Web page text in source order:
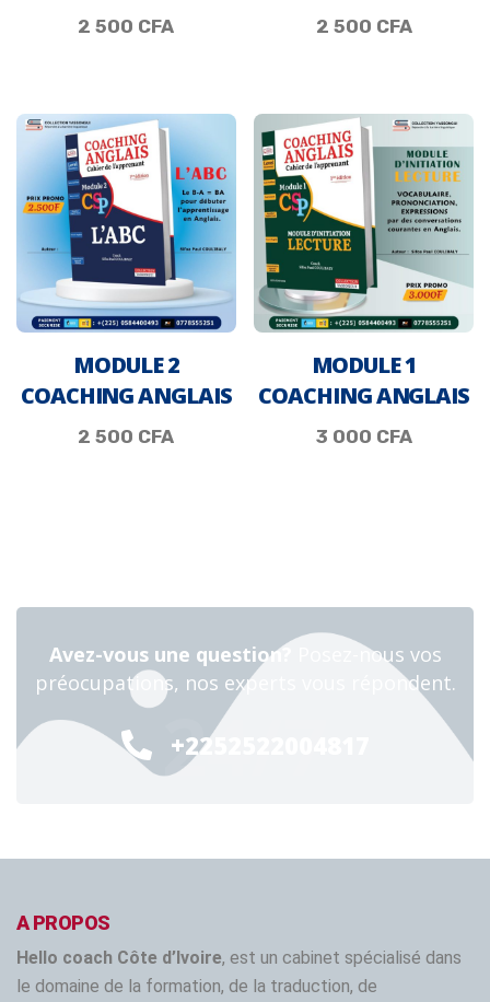
2 500 CFA 2 500 CFA
MODULE 2
COACHING ANGLAIS
2 500 CFA
MODULE 1
COACHING ANGLAIS
3 000 CFA
Avez-vous une question?
Posez-nous vos
préocupations, nos experts vous répondent.
+2252522004817
24/7
A PROPOS
Hello coach Côte d’Ivoire, est un cabinet spécialisé dans
le domaine de la formation, de la traduction, de